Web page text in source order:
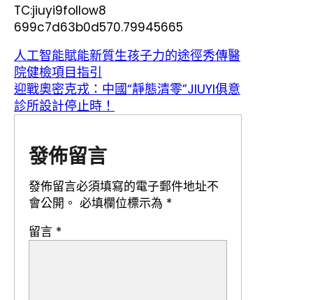
TC:jiuyi9follow8
699c7d63b0d570.79945665
人工智能賦能新質生孩子力的途徑秀傳醫
院健檢項目指引
迎戰奧密克戎：中國“靜態清零”JIUYI俱意
診所設計停止時！
發佈留言
發佈留言必須填寫的電子郵件地址不
會公開。 必填欄位標示為 *
留言 *